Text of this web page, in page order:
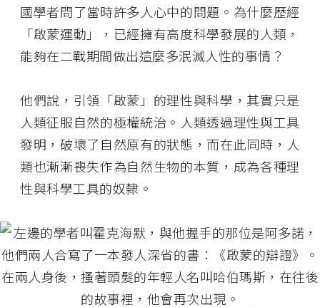
國學者問了當時許多人心中的問題。為什麼歷經
「啟蒙運動」，已經擁有高度科學發展的人類，
能夠在二戰期間做出這麼多泯滅人性的事情？
他們說，引領「啟蒙」的理性與科學，其實只是
人類征服自然的極權統治。人類透過理性與工具
發明，破壞了自然原有的狀態，而在此同時，人
類也漸漸喪失作為自然生物的本質，成為各種理
性與科學工具的奴隸。